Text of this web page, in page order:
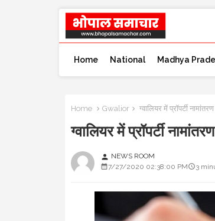
Home National Madhya
Home Gwalior ग्वालियर में प्रॉपर्टी
ग्वालियर में प्रॉपर्टी
person NEWS ROOM
7/27/2020 02:38:00 PM
3